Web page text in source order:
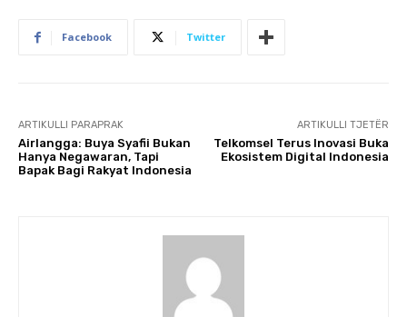
Facebook Twitter
ARTIKULLI PARAPRAK
Airlangga: Buya Syafii Bukan
Hanya Negawaran, Tapi
Bapak Bagi Rakyat Indonesia
ARTIKULLI TJETËR
Telkomsel Terus Inovasi Buka
Ekosistem Digital Indonesia